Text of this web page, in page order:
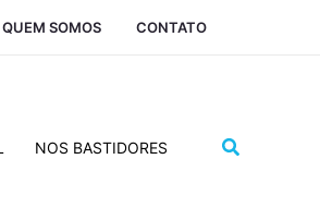
QUEM SOMOS CONTATO
NOS BASTIDORES Pesquisar